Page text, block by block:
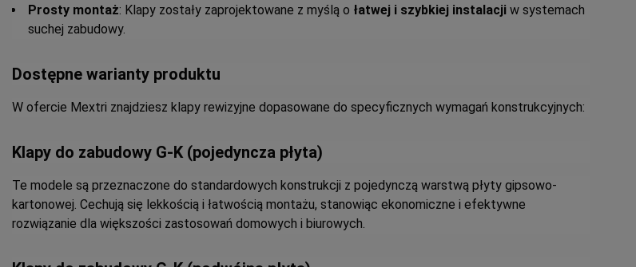
Prosty montaż: Klapy zostały zaprojektowane z myślą o łatwej i szybkiej instalacji w systemach
suchej zabudowy.
Dostępne warianty produktu
W ofercie Mextri znajdziesz klapy rewizyjne dopasowane do specyficznych wymagań konstrukcyjnych:
Klapy do zabudowy G-K (pojedyncza płyta)
Te modele są przeznaczone do standardowych konstrukcji z pojedynczą warstwą płyty gipsowo-
kartonowej. Cechują się lekkością i łatwością montażu, stanowiąc ekonomiczne i efektywne
rozwiązanie dla większości zastosowań domowych i biurowych.